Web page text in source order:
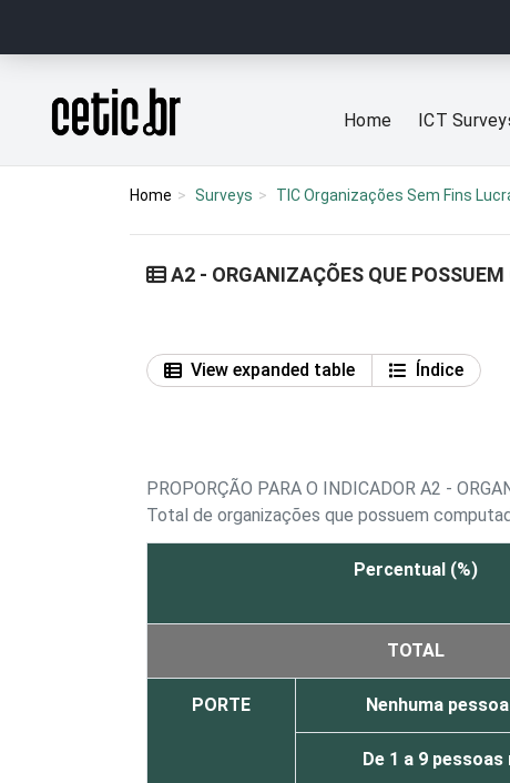
Página inicial
Home ICT
Home Surveys TIC Organizações Sem Fins
A2 - ORGANIZAÇÕES QUE
View expanded table
Índice
PROPORÇÃO PARA O INDICADOR A2 -
Total de organizações que possuem
Percentual (%)
TOTAL
PORTE Nenhuma
De 1 a 9